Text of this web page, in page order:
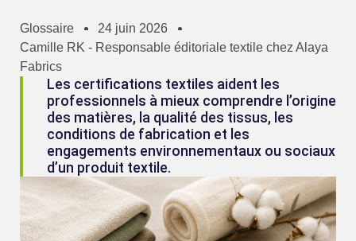
Glossaire
24 juin 2026
Camille RK - Responsable éditoriale textile chez Alaya
Fabrics
Les certifications textiles aident les
professionnels à mieux comprendre l’origine
des matières, la qualité des tissus, les
conditions de fabrication et les
engagements environnementaux ou sociaux
d’un produit textile.